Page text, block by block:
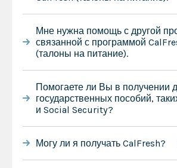
Мне нужна помощь с другой
связанной с программой
(талоны на питание).
Помогаете ли Вы в получении
государственных пособий,
и Social Security?
Могу ли я получать CalFresh?